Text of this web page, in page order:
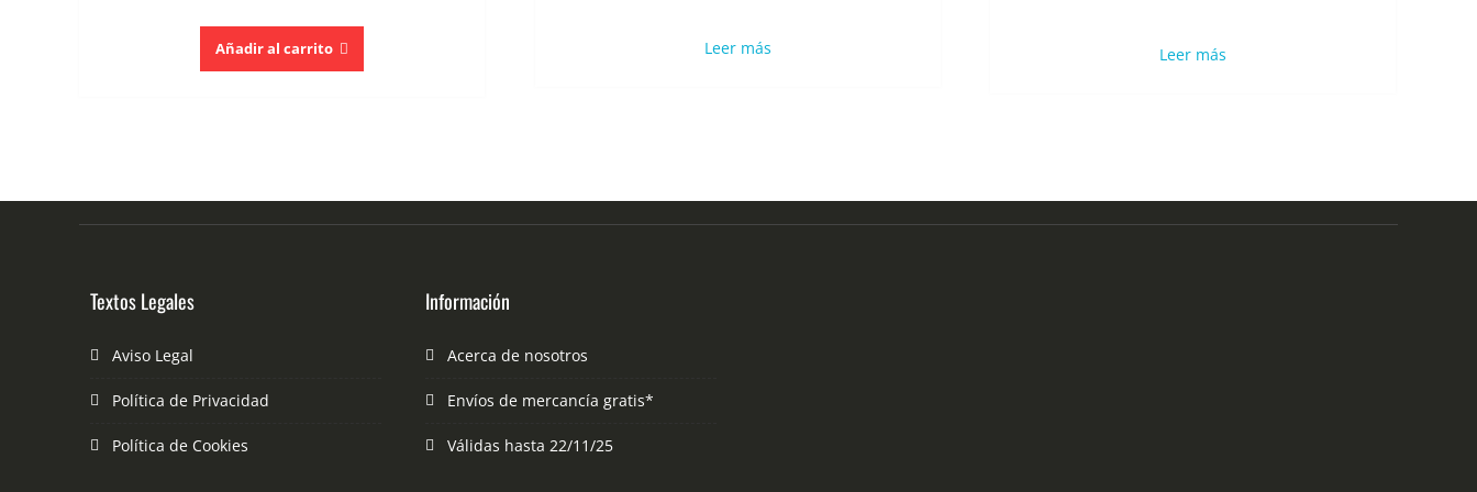
Añadir al carrito Leer más Leer más
Textos Legales
Aviso Legal
Política de Privacidad
Política de Cookies
Información
Acerca de nosotros
Envíos de mercancía gratis*
Válidas hasta 22/11/25